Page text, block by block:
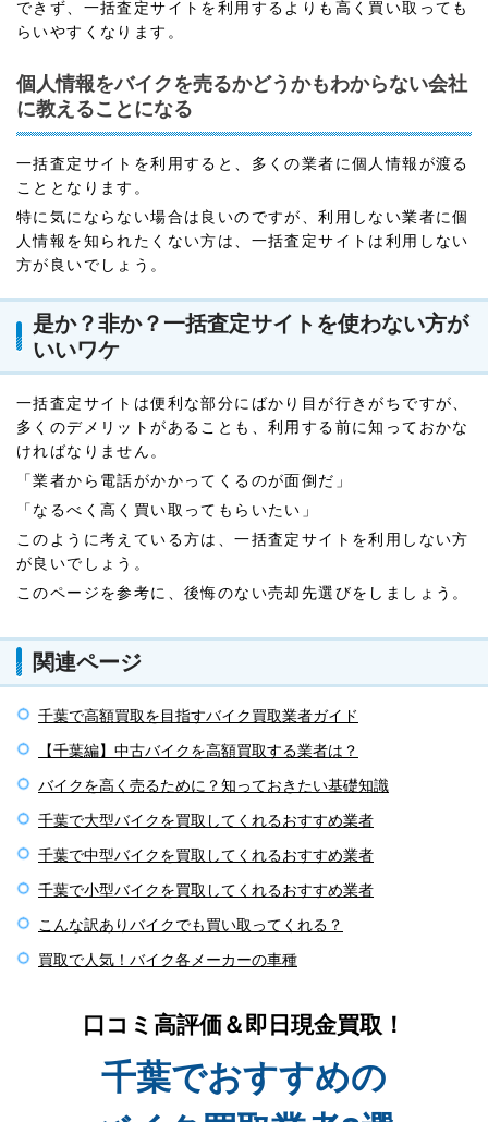
できず、一括査定サイトを利用するよりも高く買い取っても
らいやすくなります。
個人情報をバイクを売るかどうかもわからない会社
に教えることになる
一括査定サイトを利用すると、多くの業者に個人情報が渡る
こととなります。
特に気にならない場合は良いのですが、利用しない業者に個
人情報を知られたくない方は、一括査定サイトは利用しない
方が良いでしょう。
是か？非か？一括査定サイトを使わない方が
いいワケ
一括査定サイトは便利な部分にばかり目が行きがちですが、
多くのデメリットがあることも、利用する前に知っておかな
ければなりません。
「業者から電話がかかってくるのが面倒だ」
「なるべく高く買い取ってもらいたい」
このように考えている方は、一括査定サイトを利用しない方
が良いでしょう。
このページを参考に、後悔のない売却先選びをしましょう。
関連ページ
千葉で高額買取を目指すバイク買取業者ガイド
【千葉編】中古バイクを高額買取する業者は？
バイクを高く売るために？知っておきたい基礎知識
千葉で大型バイクを買取してくれるおすすめ業者
千葉で中型バイクを買取してくれるおすすめ業者
千葉で小型バイクを買取してくれるおすすめ業者
こんな訳ありバイクでも買い取ってくれる？
買取で人気！バイク各メーカーの車種
口コミ高評価＆即日現金買取！
千葉でおすすめの